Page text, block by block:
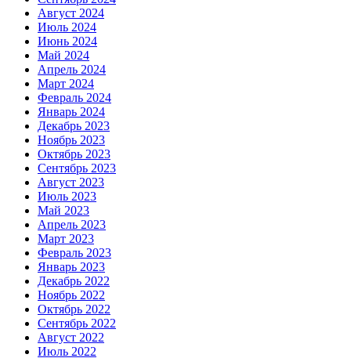
Август 2024
Июль 2024
Июнь 2024
Май 2024
Апрель 2024
Март 2024
Февраль 2024
Январь 2024
Декабрь 2023
Ноябрь 2023
Октябрь 2023
Сентябрь 2023
Август 2023
Июль 2023
Май 2023
Апрель 2023
Март 2023
Февраль 2023
Январь 2023
Декабрь 2022
Ноябрь 2022
Октябрь 2022
Сентябрь 2022
Август 2022
Июль 2022